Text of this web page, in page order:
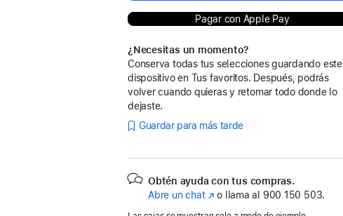
Pagar con Apple Pay
¿Necesitas un momento?
Conserva todas tus selecciones guardando este
dispositivo en Tus favoritos. Después, podrás
volver cuando quieras y retomar todo donde lo
dejaste.
Guardar para más tarde
Obtén ayuda con tus compras.
Abre un chat(Seo llama al 900 150 503.